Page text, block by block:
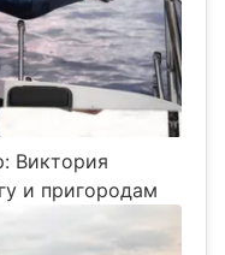
Виктория
и пригородам